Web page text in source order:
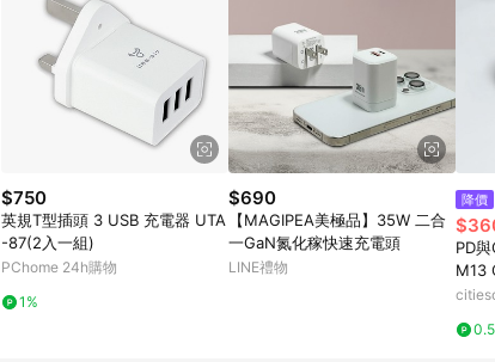
$750
英規T型插頭 3 USB 充電器 UTA
-87(2入一組)
PChome 24h購物
1%
$690
【MAGIPEA美極品】35W 二合
一GaN氮化稼快速充電頭
LINE禮物
降價
PD
M13